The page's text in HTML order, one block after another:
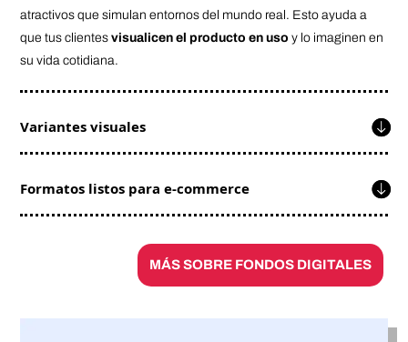
atractivos que simulan entornos del mundo real. Esto ayuda a
que tus clientesvisualicen el producto en uso y lo imaginen en
su vida cotidiana.
Variantes visuales
Formatos listos para e-commerce
MÁS SOBRE FONDOS DIGITALES